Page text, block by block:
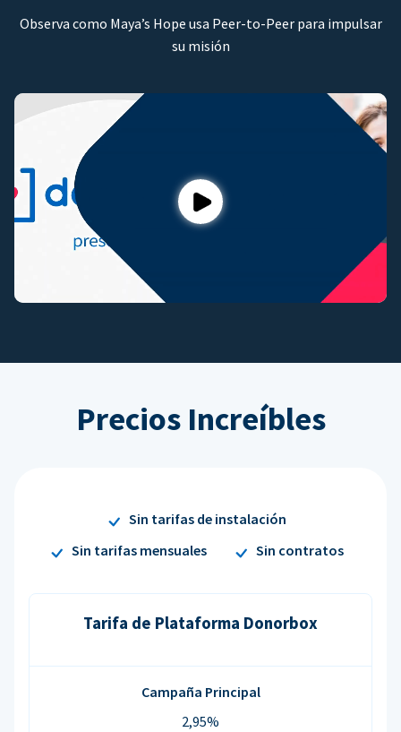
Observa como Maya’s Hope usa Peer-to-Peer para impulsar
su misión
Play
Precios Increíbles
Sin tarifas de instalación
Sin tarifas mensuales
Sin contratos
Tarifa de Plataforma Donorbox
Campaña Principal
2,95%